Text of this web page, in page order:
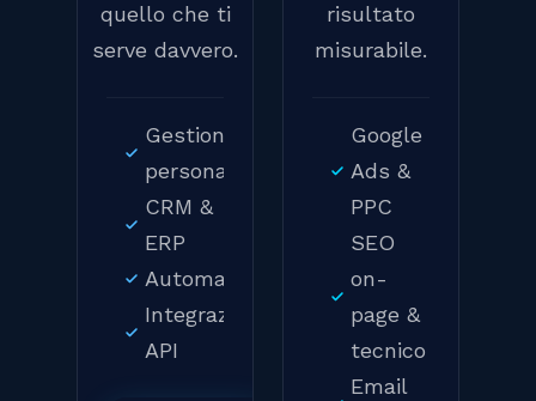
quello che ti
serve davvero.
Gestionali
personalizzati
CRM &
ERP
Automazioni
Integrazioni
API
risultato
misurabile.
Google
Ads &
PPC
SEO
on-
page &
tecnico
Email